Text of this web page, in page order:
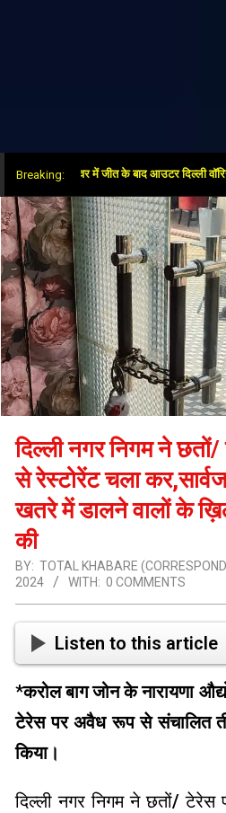
Breaking:
सुपर ओवर में जीत के बाद आउटर दिल्ली वॉरियर्स के
दिल्ली नगर निगम ने
से रेस्टोरेंट चला
खतरे में डालने वालों के
की
BY: TOTAL KHABARE
2024
WITH: 0 COMMENTS
Listen to this article
*करोल बाग जोन के नारायणा
टेरेस पर अवैध रूप से संचालित
किया।
दिल्ली नगर निगम ने छतों/